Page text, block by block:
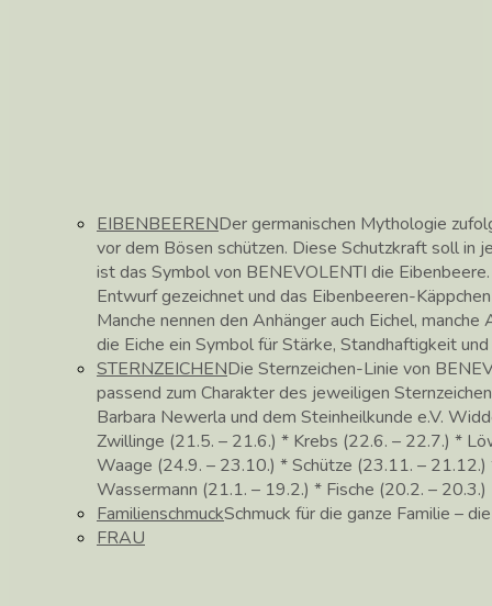
EIBENBEERENDer germanischen Mythologie
vor dem Bösen schützen. Diese Schutzkraft soll in
ist das Symbol von BENEVOLENTI die
Entwurf gezeichnet und das Eibenbeeren-
Manche nennen den Anhänger auch Eichel,
die Eiche ein Symbol für Stärke, Standhaftigkeit
STERNZEICHENDie Sternzeichen-Linie von
passend zum Charakter des jeweiligen
Barbara Newerla und dem Steinheilkunde e.V.
Zwillinge (21.5. – 21.6.) * Krebs (22.6. – 22.7.) *
Waage (24.9. – 23.10.) * Schütze (23.11. –
Wassermann (21.1. – 19.2.) * Fische (20.2. – 20.3.)
FamilienschmuckSchmuck für die ganze Familie –
FRAU